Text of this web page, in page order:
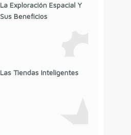
La Exploración Espacial Y
Sus Beneficios
Las Tiendas Inteligentes